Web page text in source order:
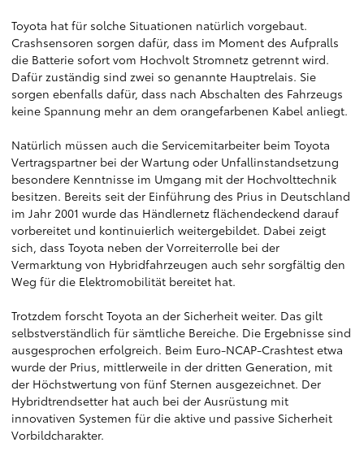
Toyota hat für solche Situationen natürlich vorgebaut.
Crashsensoren sorgen dafür, dass im Moment des Aufpralls
die Batterie sofort vom Hochvolt Stromnetz getrennt wird.
Dafür zuständig sind zwei so genannte Hauptrelais. Sie
sorgen ebenfalls dafür, dass nach Abschalten des Fahrzeugs
keine Spannung mehr an dem orangefarbenen Kabel anliegt.
Natürlich müssen auch die Servicemitarbeiter beim Toyota
Vertragspartner bei der Wartung oder Unfallinstandsetzung
besondere Kenntnisse im Umgang mit der Hochvolttechnik
besitzen. Bereits seit der Einführung des Prius in Deutschland
im Jahr 2001 wurde das Händlernetz flächendeckend darauf
vorbereitet und kontinuierlich weitergebildet. Dabei zeigt
sich, dass Toyota neben der Vorreiterrolle bei der
Vermarktung von Hybridfahrzeugen auch sehr sorgfältig den
Weg für die Elektromobilität bereitet hat.
Trotzdem forscht Toyota an der Sicherheit weiter. Das gilt
selbstverständlich für sämtliche Bereiche. Die Ergebnisse sind
ausgesprochen erfolgreich. Beim Euro-NCAP-Crashtest etwa
wurde der Prius, mittlerweile in der dritten Generation, mit
der Höchstwertung von fünf Sternen ausgezeichnet. Der
Hybridtrendsetter hat auch bei der Ausrüstung mit
innovativen Systemen für die aktive und passive Sicherheit
Vorbildcharakter.